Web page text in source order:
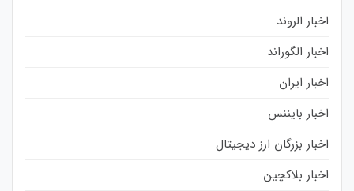
اخبار الروند
اخبار الگوراند
اخبار ایران
اخبار بایننس
اخبار بزرگان ارز دیجیتال
اخبار بلاکچین